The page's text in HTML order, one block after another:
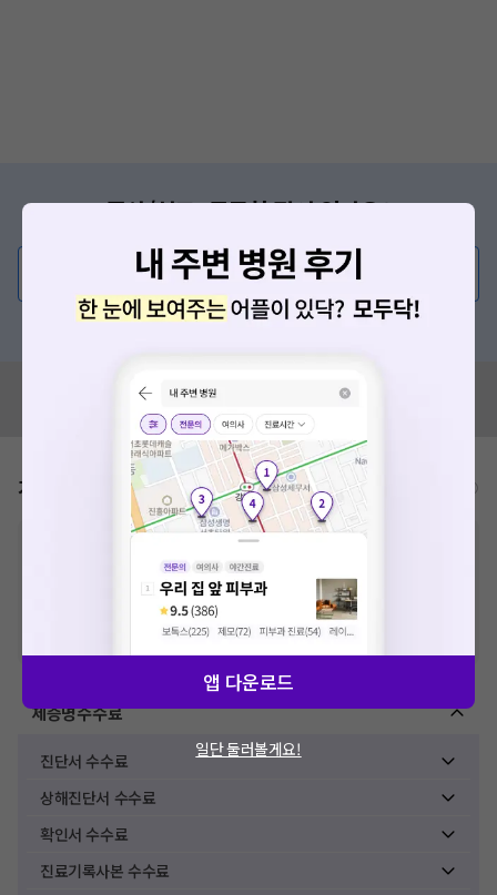
증상/치료, 궁금한 점이 있나요?
💬 무엇이든 물어보세요
혹은, 의료상담 서비스에 다양한 게시글 보러가기
혹시 잘못된 병원정보가 있나요?
모두닥 팀에 알려주세요!
가격표 비급여/급여 진료란?
비급여 항목의 경우,
추가비용 등으로 실제 가격과 상이할 수 있으니, 정확
한 가격은 해당 의료기관에 직접 문의해주세요.
급여 항목의 경우, 건강보험심사평가원에 고지되어 있는 급여 진료 기준 가
격입니다. (진료와 연관된 복합적인 비용이 추가되어, 병원마다 금액이 다르게
산정될 수 있는 점 참고 바랍니다.)
VAT 포함
제증명수수료
진단서 수수료
상해진단서 수수료
확인서 수수료
진료기록사본 수수료
앱 다운로드
일단 둘러볼게요!